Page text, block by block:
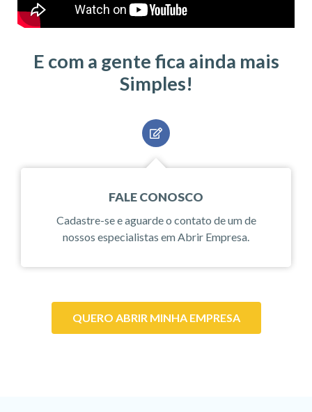
E com a gente fica ainda mais
Simples!
FALE CONOSCO
Cadastre-se e aguarde o contato de um de
nossos especialistas em Abrir Empresa.
QUERO ABRIR MINHA EMPRESA